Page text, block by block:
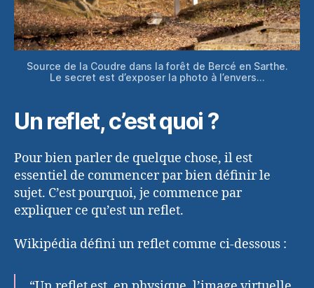
Source de la Coudre dans la forêt de Bercé en Sarthe.
Le secret est d’exposer la photo à l’envers…
Un reflet, c’est quoi ?
Pour bien parler de quelque chose, il est
essentiel de commencer par bien définir le
sujet. C’est pourquoi, je commence par
expliquer ce qu’est un reflet.
Wikipédia défini un reflet comme ci-dessous :